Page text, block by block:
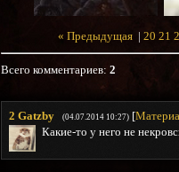
« Предыдущая | 20 21
Всего комментариев: 2
2 Gatzby (04.07.2014 10:27) [
Какие-то у него не